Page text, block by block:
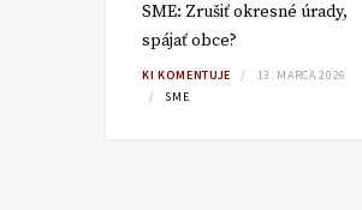
SME: Zrušiť okresné úrady,
spájať obce?
KI KOMENTUJE
13. MARCA 2026
SME